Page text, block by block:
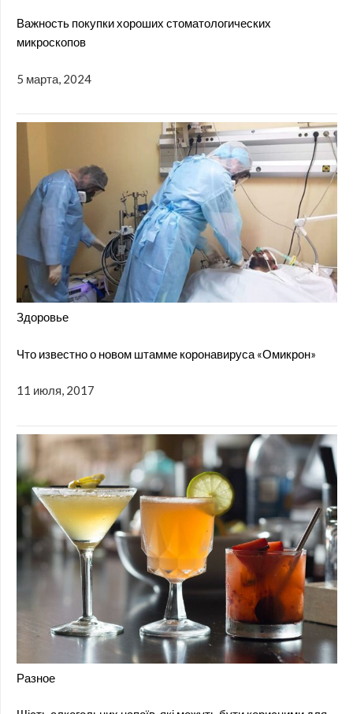
Важность покупки хороших стоматологических
микроскопов
5 марта, 2024
Здоровье
Что известно о новом штамме коронавируса «Омикрон»
11 июля, 2017
Разное